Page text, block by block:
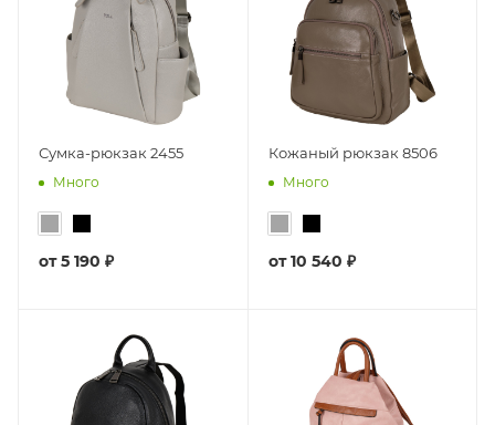
Сумка-рюкзак 2455
Много
от5 190 ₽
Кожаный рюкзак 8506
Много
от10 540 ₽